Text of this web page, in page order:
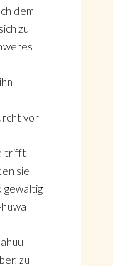
dem
zu
vor
trifft
sie
gewaltig
zu